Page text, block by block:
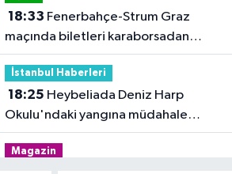
18:33
maçında biletleri karaborsadan
satan 2 şüpheli tutuklandı
İstanbul Haberleri
18:25
Okulu'ndaki yangına müdahale
sürüyor
Magazin